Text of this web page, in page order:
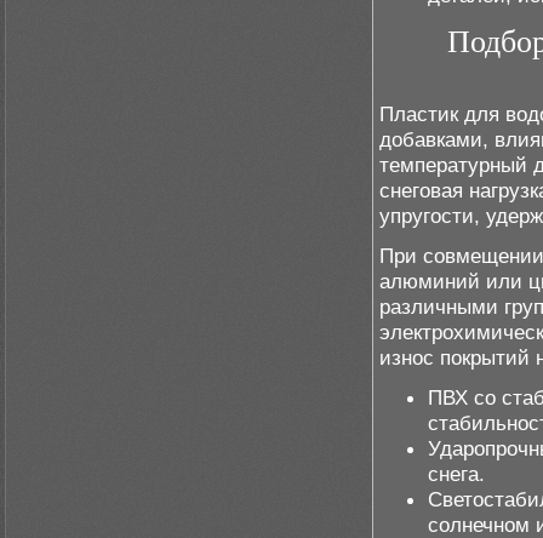
Пластик для
добавками,
температурный
снеговая
упругости,
При
алюминий или
различными
износ покрытий
ПВХ со
снега.
солнечном